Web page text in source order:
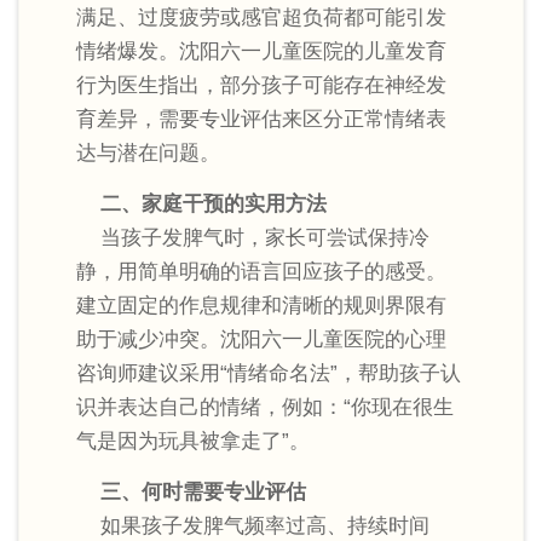
满足、过度疲劳或感官超负荷都可能引发
情绪爆发。沈阳六一儿童医院的儿童发育
行为医生指出，部分孩子可能存在神经发
育差异，需要专业评估来区分正常情绪表
达与潜在问题。
二、家庭干预的实用方法
当孩子发脾气时，家长可尝试保持冷
静，用简单明确的语言回应孩子的感受。
建立固定的作息规律和清晰的规则界限有
助于减少冲突。沈阳六一儿童医院的心理
咨询师建议采用“情绪命名法”，帮助孩子认
识并表达自己的情绪，例如：“你现在很生
气是因为玩具被拿走了”。
三、何时需要专业评估
如果孩子发脾气频率过高、持续时间